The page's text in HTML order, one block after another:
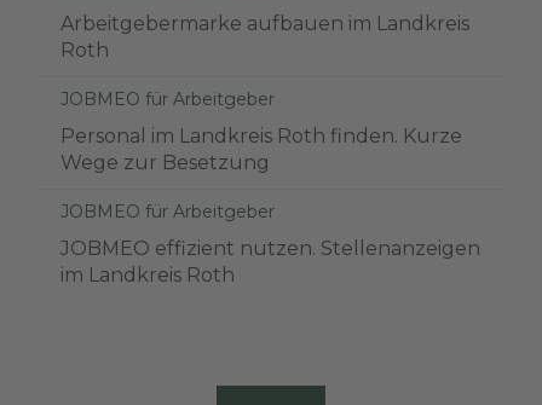
Arbeitgebermarke aufbauen im Landkreis
Roth
JOBMEO für Arbeitgeber
Personal im Landkreis Roth finden. Kurze
Wege zur Besetzung
JOBMEO für Arbeitgeber
JOBMEO effizient nutzen. Stellenanzeigen
im Landkreis Roth